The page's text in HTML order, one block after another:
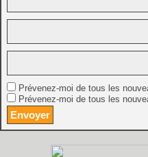
Prévenez-moi de tous les
Prévenez-moi de tous les